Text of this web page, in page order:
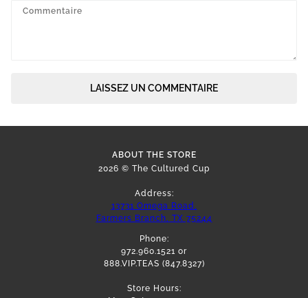
LAISSEZ UN COMMENTAIRE
ABOUT THE STORE
2026 © The Cultured Cup
Address:
13731 Omega Road,
Farmers Branch, TX 75244
Phone:
972.960.1521 or
888.VIP.TEAS (847.8327)
Store Hours: